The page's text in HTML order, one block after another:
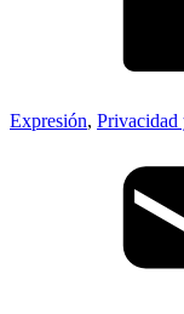
Expresión, Privacidad